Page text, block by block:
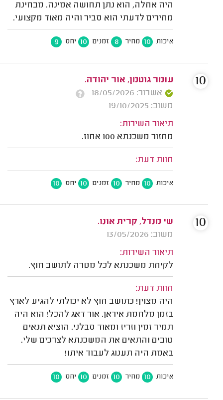
היה אחלה, הוא נתן תחושה אמינה. מבחינת
מחירים לדעתי הוא סביר והיה מאוד מקצועי.
איכות 10 מחיר 8 זמנים 10 יחס 9
עומר גוטמן, אור יהודה.
אשרור: 18/05/2026
משוב: 19/10/2025
תיאור השירות:
מחזור משכנתא 100 אחוז.
חוות דעת:
איכות 10 מחיר 10 זמנים 10 יחס 10
10
שי מנדל, קרית אונו.
משוב: 13/05/2026
תיאור השירות:
לקיחת משכנתא לכל מטרה לתושב חוץ.
חוות דעת:
היה מצוין! כתושב חוץ לא יכולתי להגיע לארץ
בזמן מלחמת איראן. אור דאג להכל! הוא היה
תמיד זמין וזריז ומאוד סבלני. הוציא תנאים
טובים והתאים את המשכנתא לצרכים שלי.
באמת היה תענוג לעבוד איתו!
איכות 10 מחיר 10 זמנים 10 יחס 10
10